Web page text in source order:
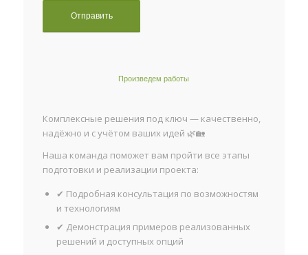
Произведем работы
Комплексные решения под ключ — качественно,
надёжно и с учётом ваших идей 🌿🏡
Наша команда поможет вам пройти все этапы
подготовки и реализации проекта:
✔ Подробная консультация по возможностям
и технологиям
✔ Демонстрация примеров реализованных
решений и доступных опций